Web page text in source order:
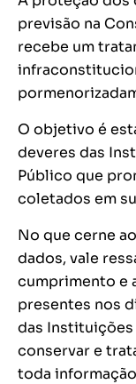
previsão na
recebe um
O objetivo é
deveres das
Público que
coletados em
No que cerne
dados, vale
cumprimento e
presentes nos
das Instituições
conservar e
toda